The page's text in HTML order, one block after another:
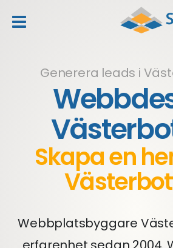
Generera leads i
Skapa en
Webbplatsbyggare
header_toggle_navigation